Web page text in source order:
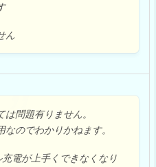
ん
は問題有りません。
のでわかりかねます。
電が上手くできなくなり